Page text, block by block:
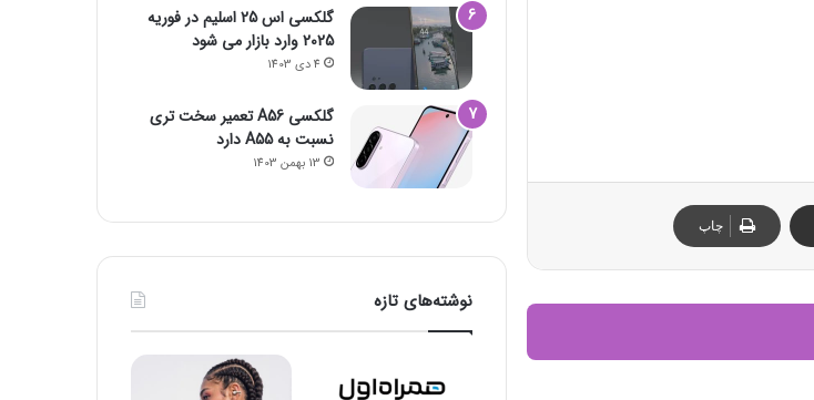
چاپ
گلکسی اس 25 اسلیم در فوریه
2025 وارد بازار می شود
4 دی 1403
گلکسی A56 تعمیر سخت تری
نسبت به A55 دارد
13 بهمن 1403
نوشته‌های تازه